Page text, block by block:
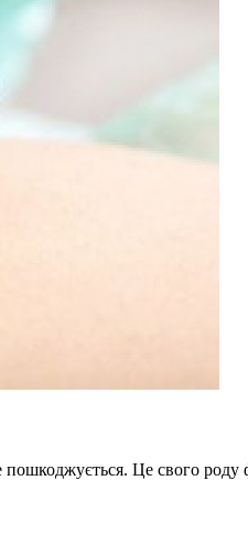
Це свого роду